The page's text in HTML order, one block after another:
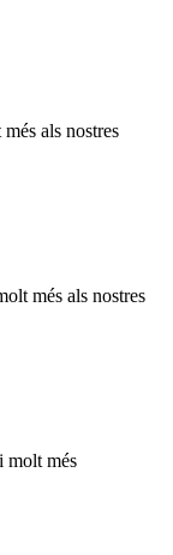
als nostres
més als nostres
molt més